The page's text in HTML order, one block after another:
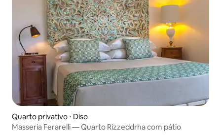
Quarto privativo ⋅ Diso
Masseria Ferarelli — Quarto Rizzeddrha com pátio